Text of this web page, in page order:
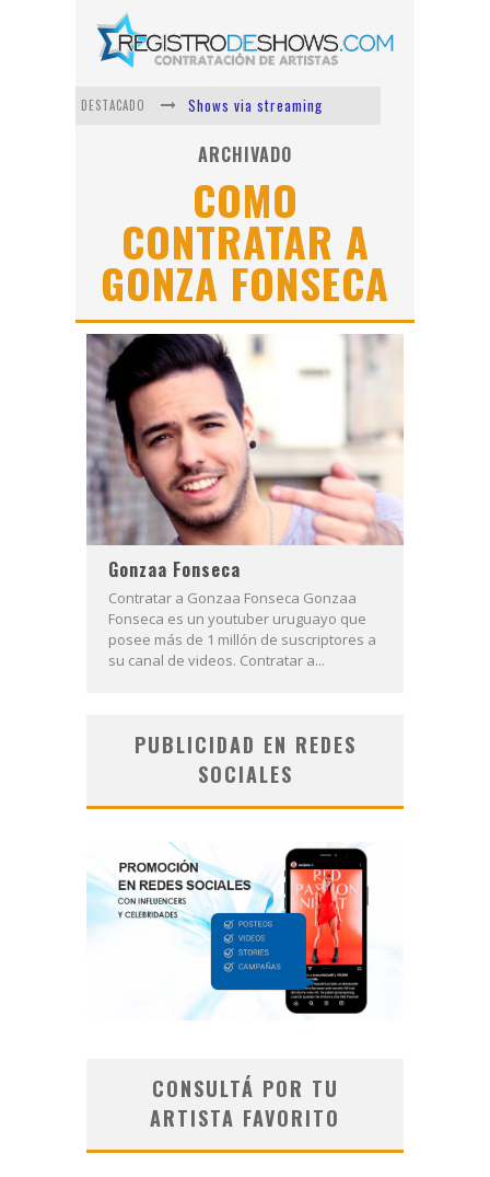
DESTACADO
Shows via streaming
Lit Killah
Nicki Nicole
Duki
Vi Em
Los Ángeles Azules
ARCHIVADO
COMO
CONTRATAR A
GONZA FONSECA
Gonzaa Fonseca
Contratar a Gonzaa Fonseca Gonzaa
Fonseca es un youtuber uruguayo que
posee más de 1 millón de suscriptores a
su canal de videos. Contratar a...
PUBLICIDAD EN REDES
SOCIALES
CONSULTÁ POR TU
ARTISTA FAVORITO